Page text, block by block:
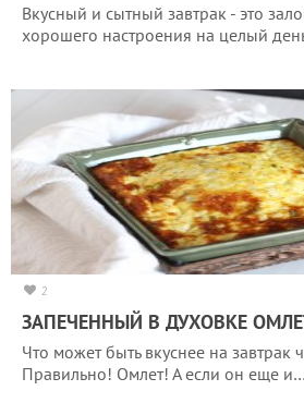
Вкусный и сытный завтрак - это
хорошего настроения на целый
2
ЗАПЕЧЕННЫЙ В ДУХОВКЕ
Что может быть вкуснее на завтрак
Правильно! Омлет! А если он еще и…